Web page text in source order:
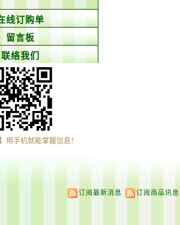
线订购单
留言板
联络我们
用手机就能掌握信息！
订阅最新消息 订阅商品讯息